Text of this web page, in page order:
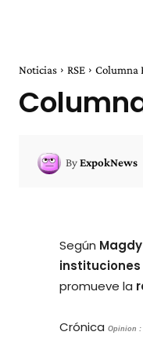
Noticias RSE Columna
ByExpokNews
Según
instituciones
promueve la
Crónica Opinion :